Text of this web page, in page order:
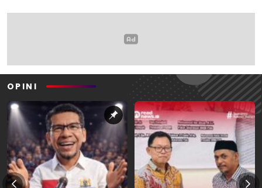
OPINI